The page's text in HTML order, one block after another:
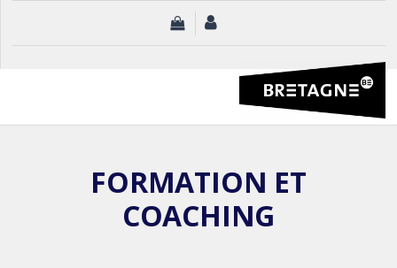
FORMATION ET
COACHING